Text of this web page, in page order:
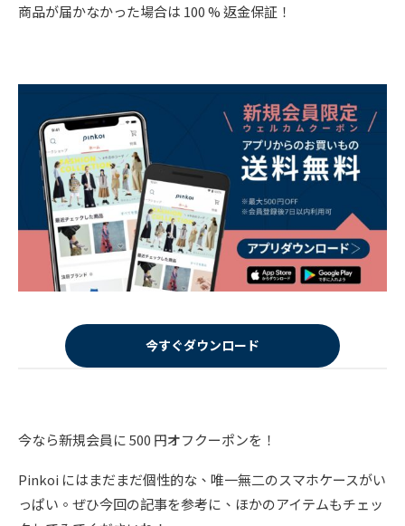
商品が届かなかった場合は 100 % 返金保証！
今すぐダウンロード
今なら新規会員に 500 円オフクーポンを！
Pinkoi にはまだまだ個性的な、唯一無二のスマホケースがい
っぱい。ぜひ今回の記事を参考に、ほかのアイテムもチェッ